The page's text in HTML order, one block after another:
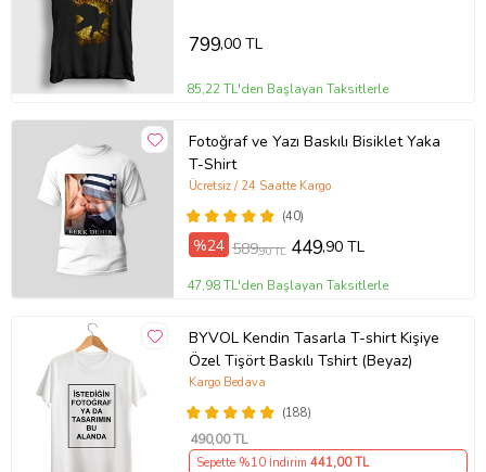
799,00 TL
85,22 TL'den Başlayan Taksitlerle
Fotoğraf ve Yazı Baskılı Bisiklet Yaka
T-Shirt
(40)
Ücretsiz / 24 Saatte Kargo
%24 589,90 TL 449,90 TL
47,98 TL'den Başlayan Taksitlerle
BYVOL Kendin Tasarla T-shirt Kişiye
Özel Tişört Baskılı Tshirt (Beyaz)
(188)
Kargo Bedava
490,00 TL
Sepette %10 İndirim 441,00 TL